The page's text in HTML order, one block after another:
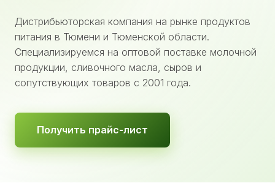
Дистрибьюторская компания на рынке продуктов
питания в Тюмени и Тюменской области.
Специализируемся на оптовой поставке молочной
продукции, сливочного масла, сыров и
сопутствующих товаров с 2001 года.
Получить прайс-лист